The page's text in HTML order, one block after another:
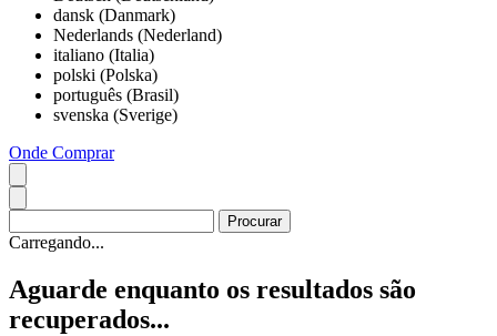
dansk (Danmark)
Nederlands (Nederland)
italiano (Italia)
polski (Polska)
português (Brasil)
svenska (Sverige)
Onde Comprar
Carregando...
Aguarde enquanto os resultados são
recuperados...